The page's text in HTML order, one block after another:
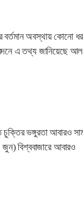
বর্তমান অবস্থায় কোনো
এ তথ্য জানিয়েছে
চুক্তির ভঙ্গুরতা আবারও
বিশ্ববাজারে আবারও